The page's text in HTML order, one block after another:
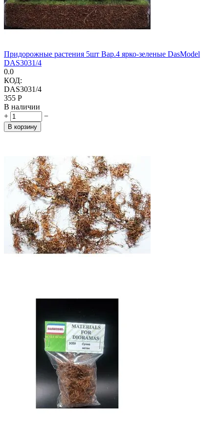
Придорожные растения 5шт Вар.4 ярко-зеленые DasModel
DAS3031/4
0.0
КОД:
DAS3031/4
‍355‍ Р
В наличии
+
−
В корзину